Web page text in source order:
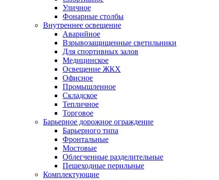
Уличное
Фонарные столбы
Внутреннее освещение
Аварийное
Взрывозащищенные светильники
Для спортивных залов
Медицинское
Освещение ЖКХ
Офисное
Промышленное
Складское
Тепличное
Торговое
Барьерное дорожное ограждение
Барьерного типа
Фронтальные
Мостовые
Облегченные разделительные
Пешеходные перильные
Комплектующие